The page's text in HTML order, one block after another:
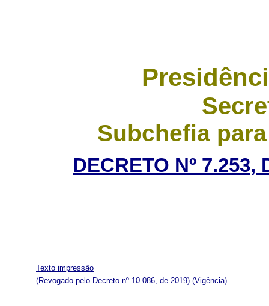
Subchefia
DECRETO Nº 7.253,
Texto impressão
(Revogado pelo Decreto nº 10.086, de 2019) (Vigência)